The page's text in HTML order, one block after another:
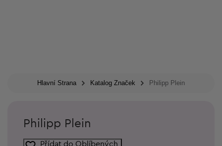
Hlavní Strana Katalog Značek Philipp Plein
Philipp Plein
Přídat do Oblíbených